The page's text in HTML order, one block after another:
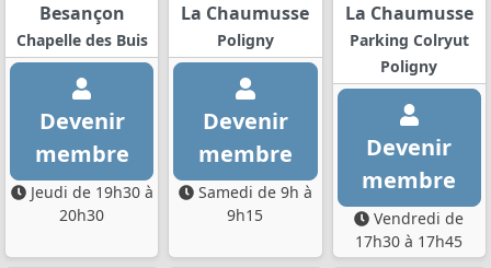
Besançon
Chapelle des Buis
Devenir
membre
Jeudi de 19h30 à
20h30
La Chaumusse
Poligny
Devenir
membre
Samedi de 9h à
9h15
La Chaumusse
Parking Colryut
Poligny
Devenir
membre
Vendredi de
17h30 à 17h45